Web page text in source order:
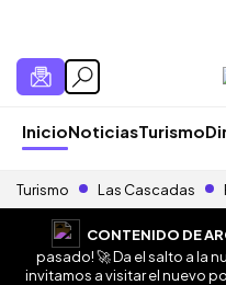
InicioNoticiasTurismo
Turismo Las Cascadas
CONTENIDO DE
pasado! 🚀 Da el salto a la
invitamos a visitar el nuevo